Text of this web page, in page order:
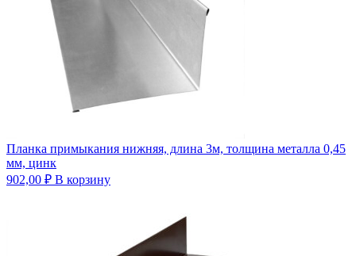
Планка примыкания нижняя, длина 3м, толщина металла 0,45
мм, цинк
902,00 ₽ В корзину